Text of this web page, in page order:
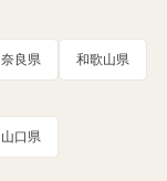
奈良県 和歌山県
山口県